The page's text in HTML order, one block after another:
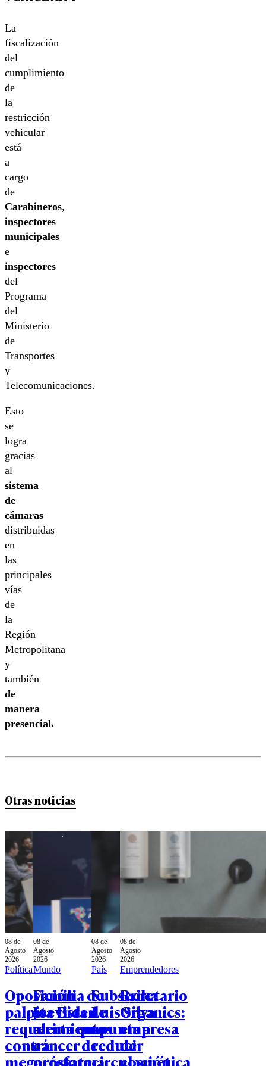
La
fiscalización
del
cumplimiento
de
la
restricción
vehicular
está
a
cargo
de
Carabineros,
inspectores
municipales
e
inspectores
del
Programa
del
Ministerio
de
Transportes
y
Telecomunicaciones.
Esto
se
logra
gracias
al
sistema
de
cámaras
distribuidas
en
las
principales
vías
de
la
Región
Metropolitana
y
también
de
manera
presencial.
Otras noticias
08 de
Agosto
2026
Política
Oposición
palpita vista de
requerimientos
contra
megarreforma:
08 de
Agosto
2026
Mundo
Familia de
Joe Biden
alerta que
cáncer de
próstata
08 de
Agosto
2026
País
Subsecretario
Luis Silva
apunta a
reducir
circulación
08 de
Agosto
2026
Emprendedores
Brika
Organics:
empresa
de
cosmética